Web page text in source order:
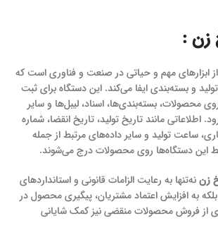
زن :
ابزارهای مهم و حیاتی در صنعت و فناوری است که
و بسته‌بندی ایفا می‌کند. این دستگاه برای ثبت
محصولات، بسته‌بندی‌ها، اسناد، لیبل‌ها و سایر
اطلاعاتی مانند تاریخ تولید، تاریخ انقضا، شماره
ساعت تولید و سایر داده‌های مرتبط از جمله
این دستگاه‌ها روی محصولات درج می‌شوند.
زننه‌تنها به رعایت الزامات قانونی و استانداردهای
به افزایش اعتماد مشتریان، پیگیری محصول در
از فروش محصولات منقضی نیز کمک شایانی